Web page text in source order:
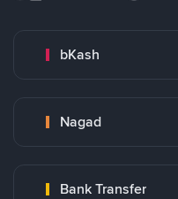
bKash
Nagad
Bank Transfer